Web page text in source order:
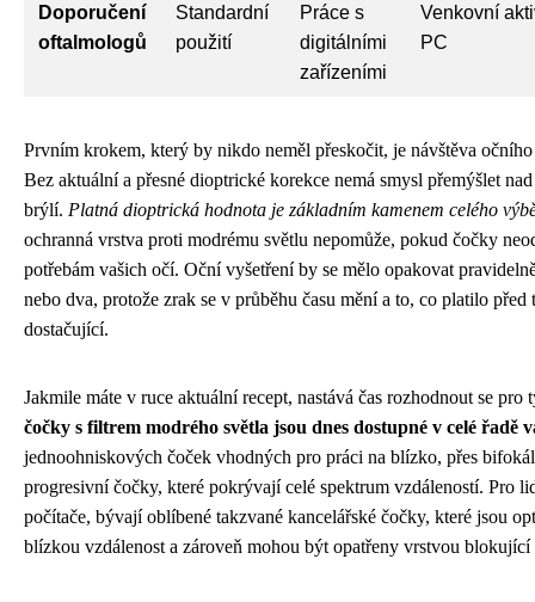
Doporučení
oftalmologů
Standardní
použití
Práce s
digitálními
zařízeními
Venkovní
PC
Prvním krokem, který by nikdo neměl přeskočit, je návštěva
Bez aktuální a přesné dioptrické korekce nemá smysl přemýšlet
brýlí. Platná dioptrická hodnota je základním kamenem celého
ochranná vrstva proti modrému světlu nepomůže, pokud čočky
potřebám vašich očí. Oční vyšetření by se mělo opakovat
nebo dva, protože zrak se v průběhu času mění a to, co platilo před
dostačující.
Jakmile máte v ruce aktuální recept, nastává čas rozhodnout se pro
čočky s filtrem modrého světla jsou dnes dostupné v celé řadě
jednoohniskových čoček vhodných pro práci na blízko, přes
progresivní čočky, které pokrývají celé spektrum vzdáleností. Pro
počítače, bývají oblíbené takzvané kancelářské čočky, které jsou
blízkou vzdálenost a zároveň mohou být opatřeny vrstvou blokující